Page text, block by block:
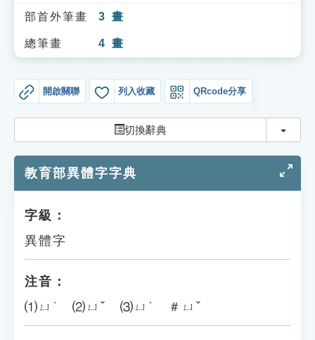
知識索引
單字索引
貓頭鷹博士
部首外筆畫 3 畫
總筆畫 4 畫
開啟關聯 列入收藏 QRcode分享
切換辭典 切換
教育部異體字字典
字級：
異體字
注音：
⑴ㄩˊ ⑵ㄩˇ ⑶ㄩˋ ＃ㄩˇ